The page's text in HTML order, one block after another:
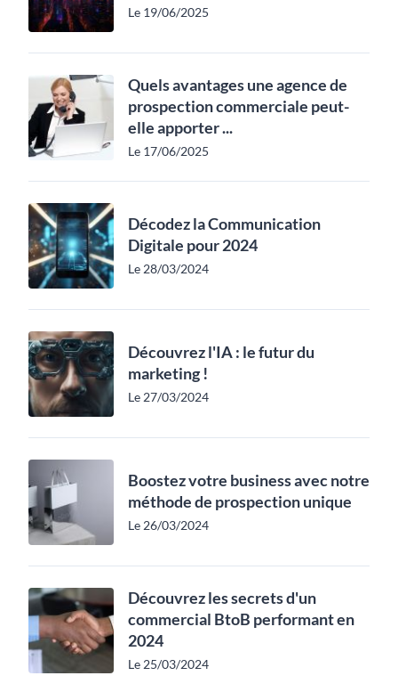
Le 19/06/2025
Quels avantages une agence de
prospection commerciale peut-
elle apporter ...
Le 17/06/2025
Décodez la Communication
Digitale pour 2024
Le 28/03/2024
Découvrez l'IA : le futur du
marketing !
Le 27/03/2024
Boostez votre business avec notre
méthode de prospection unique
Le 26/03/2024
Découvrez les secrets d'un
commercial BtoB performant en
2024
Le 25/03/2024